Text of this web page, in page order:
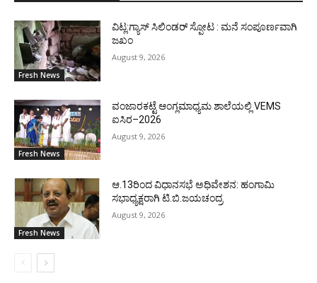
Fresh News
ವಿಟ್ಲ:ಗ್ಯಾಸ್ ಸಿಲಿಂಡರ್ ಸ್ಪೋಟ : ಮನೆ ಸಂಪೂರ್ಣವಾಗಿ
ಜಖಂ
August 9, 2026
Fresh News
ವಂಜಾರಕಟ್ಟೆ ಆಂಗ್ಲಮಾಧ್ಯಮ ಶಾಲೆಯಲ್ಲಿ VEMS
ಐಸಿರ–2026
August 9, 2026
Fresh News
ಆ.13ರಿಂದ ವಿಧಾನಸಭೆ ಅಧಿವೇಶನ: ಹಂಗಾಮಿ
ಸಭಾಧ್ಯಕ್ಷರಾಗಿ ಟಿ.ಬಿ.ಜಯಚಂದ್ರ
August 9, 2026